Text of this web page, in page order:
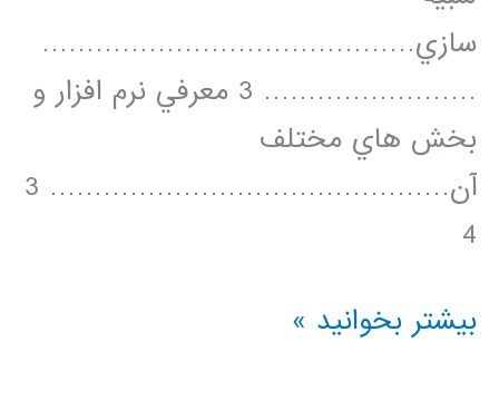
سازي……………………………………
…………………… 3 معرفي نرم افزار و
بخش هاي مختلف
آن……………………………………… 3
4
خودآموز
بیشتر بخوانید »